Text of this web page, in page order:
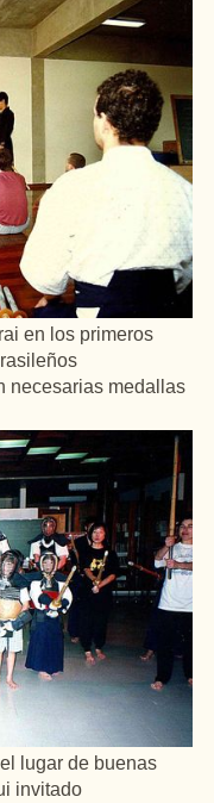
en los primeros
necesarias medallas
lugar de buenas
invitado